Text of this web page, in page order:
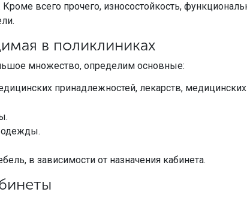
всего прочего, износостойкость,
в поликлиниках
множество, определим основные:
принадлежностей, лекарств,
в зависимости от назначения кабинета.